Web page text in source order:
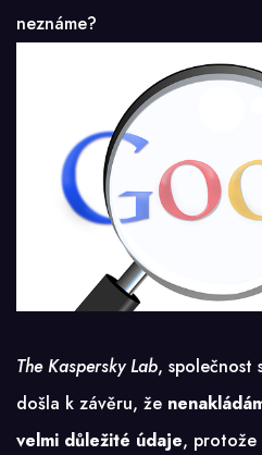
neznáme?
The Kaspersky Lab, společnost
došla k závěru, že
velmi důležité údaje, protože